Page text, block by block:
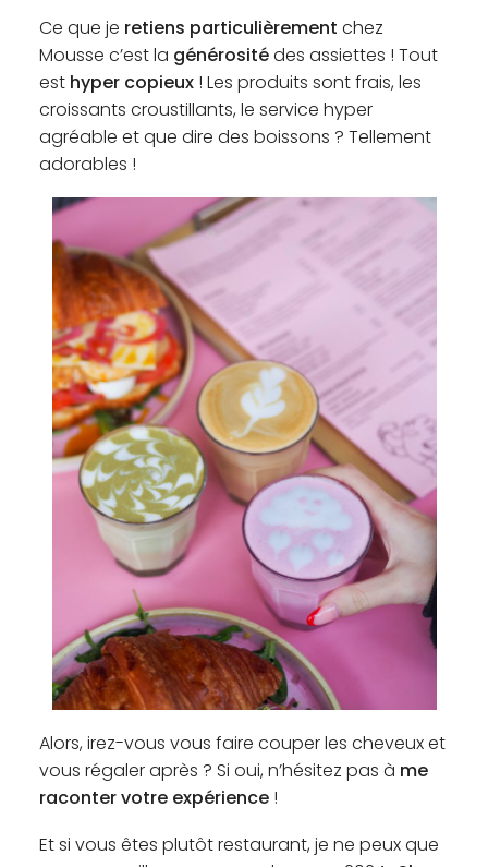
Ce que je retiens particulièrement chez
Mousse c’est la générositédes assiettes ! Tout
est hyper copieux ! Les produits sont frais, les
croissants croustillants, le service hyper
agréable et que dire des boissons ? Tellement
adorables !
Alors, irez-vous vous faire couper les cheveux et
vous régaler après ? Si oui, n’hésitez pas à me
raconter votre expérience !
Et si vous êtes plutôt restaurant, je ne peux que